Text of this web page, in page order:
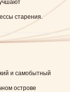
старения.
и самобытный
острове